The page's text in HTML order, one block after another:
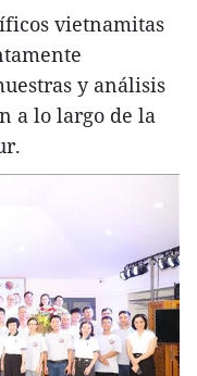
vietnamitas
y análisis
a lo largo de la